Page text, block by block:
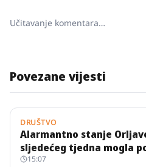
Učitavanje komentara…
Povezane vijesti
DRUŠTVO
Alarmantno stanje
sljedećeg tjedna mogla
15:07